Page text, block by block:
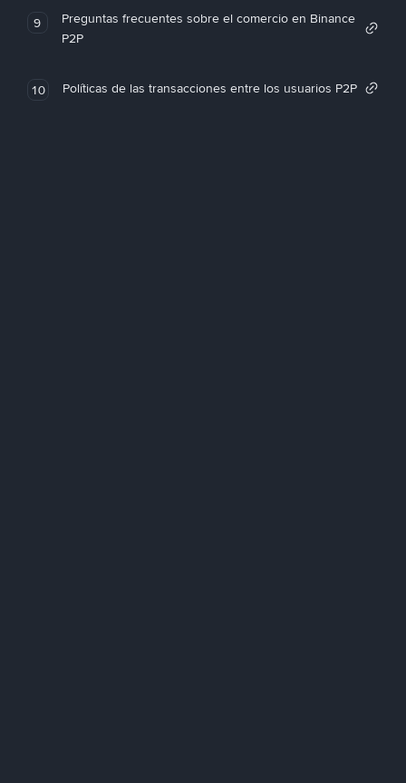
9
Preguntas frecuentes sobre el comercio en Binance
P2P
10 Políticas de las transacciones entre los usuarios P2P